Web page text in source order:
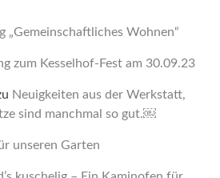
„Gemeinschaftliches Wohnen“
zum Kesselhof-Fest am 30.09.23
Neuigkeiten aus der Werkstatt,
sind manchmal so gut.￼
unseren Garten